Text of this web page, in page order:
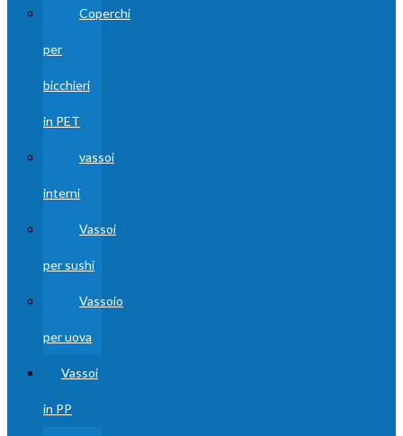
Coperchi
per
bicchieri
in PET
vassoi
interni
Vassoi
per sushi
Vassoio
per uova
Vassoi
in PP